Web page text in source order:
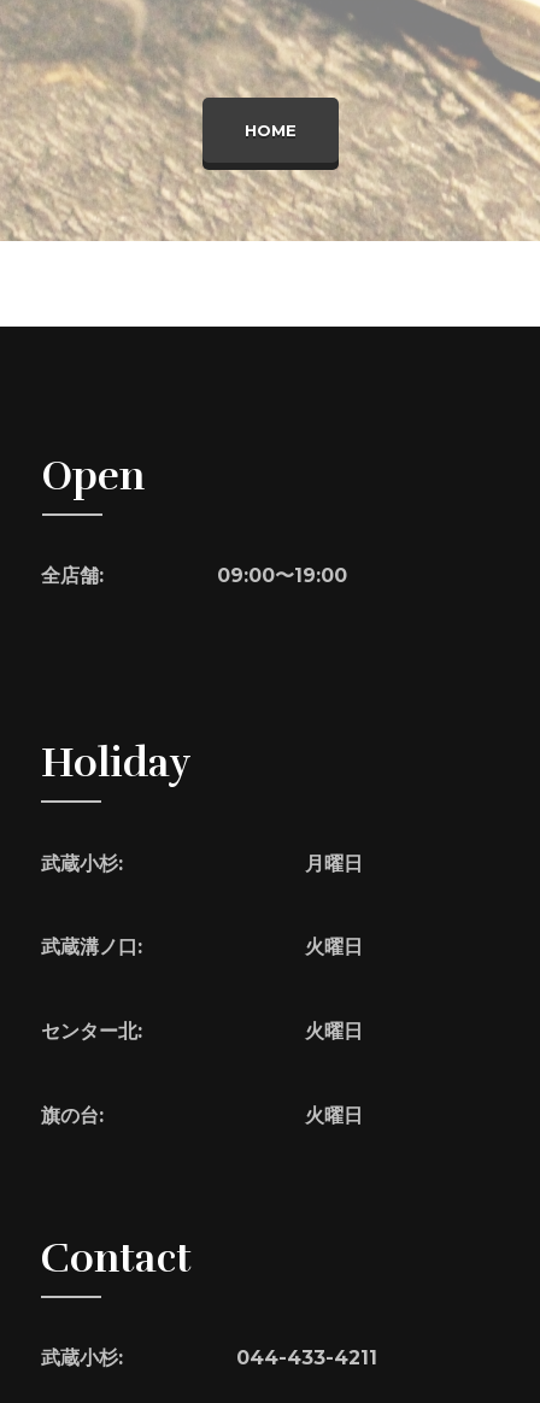
HOME
Open
全店舗: 09:00〜19:00
Holiday
武蔵小杉: 月曜日
武蔵溝ノ口: 火曜日
センター北: 火曜日
旗の台: 火曜日
Contact
武蔵小杉: 044-433-4211